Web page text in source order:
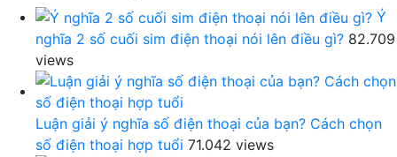
Ý
nghĩa 2 số cuối sim điện thoại nói lên điều gì? 82.709
views
Luận giải ý nghĩa số điện thoại của bạn? Cách chọn
số điện thoại hợp tuổi 71.042 views